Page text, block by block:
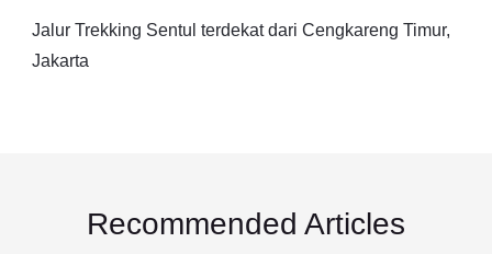
Jalur Trekking Sentul terdekat dari Cengkareng Timur,
Jakarta
Recommended Articles